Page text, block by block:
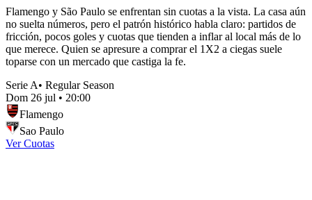
Flamengo y São Paulo se enfrentan sin cuotas a la vista. La casa aún
no suelta números, pero el patrón histórico habla claro: partidos de
fricción, pocos goles y cuotas que tienden a inflar al local más de lo
que merece. Quien se apresure a comprar el 1X2 a ciegas suele
toparse con un mercado que castiga la fe.
Serie A• Regular Season
Dom 26 jul • 20:00
Flamengo
Sao Paulo
Ver Cuotas